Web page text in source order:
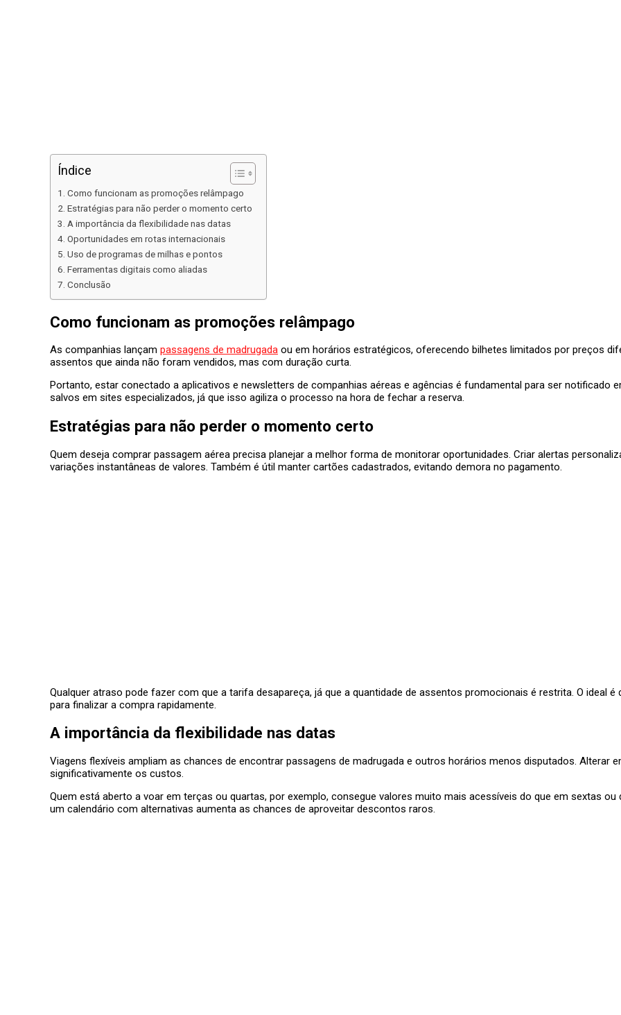
Índice
Como funcionam as promoções relâmpago
Estratégias para não perder o momento certo
A importância da flexibilidade nas datas
Oportunidades em rotas internacionais
Uso de programas de milhas e pontos
Ferramentas digitais como aliadas
Conclusão
Como funcionam as promoções relâmpago
As companhias lançam passagens de madrugada ou em horários estratégicos, oferecendo bilhetes limitados por preços
assentos que ainda não foram vendidos, mas com duração curta.
Portanto, estar conectado a aplicativos e newsletters de companhias aéreas e agências é fundamental para ser notificado
salvos em sites especializados, já que isso agiliza o processo na hora de fechar a reserva.
Estratégias para não perder o momento certo
Quem deseja comprar passagem aérea precisa planejar a melhor forma de monitorar oportunidades. Criar alertas
variações instantâneas de valores. Também é útil manter cartões cadastrados, evitando demora no pagamento.
Qualquer atraso pode fazer com que a tarifa desapareça, já que a quantidade de assentos promocionais é restrita. O ideal
para finalizar a compra rapidamente.
A importância da flexibilidade nas datas
Viagens flexíveis ampliam as chances de encontrar passagens de madrugada e outros horários menos disputados. Alterar
significativamente os custos.
Quem está aberto a voar em terças ou quartas, por exemplo, consegue valores muito mais acessíveis do que em sextas
um calendário com alternativas aumenta as chances de aproveitar descontos raros.